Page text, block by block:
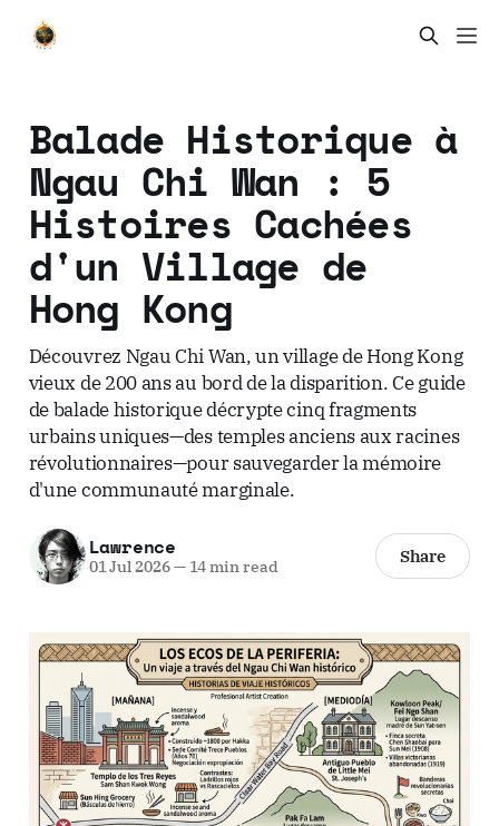
Balade Historique à
Ngau Chi Wan : 5
Histoires Cachées
d'un Village de
Hong Kong
Découvrez Ngau Chi Wan, un village de Hong Kong
vieux de 200 ans au bord de la disparition. Ce guide
de balade historique décrypte cinq fragments
urbains uniques—des temples anciens aux racines
révolutionnaires—pour sauvegarder la mémoire
d'une communauté marginale.
Lawrence
01 Jul 2026—14 min read Share